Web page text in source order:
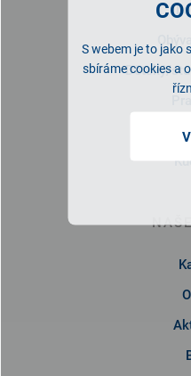
S webem je to jako
sbíráme cookies a
Dětský/